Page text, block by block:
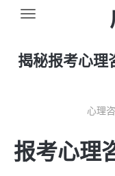
揭秘报考心理
心理
报考心理